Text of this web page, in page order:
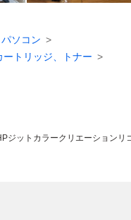
ソコン
ートリッジ、トナー
ジット カラークリエーション リ